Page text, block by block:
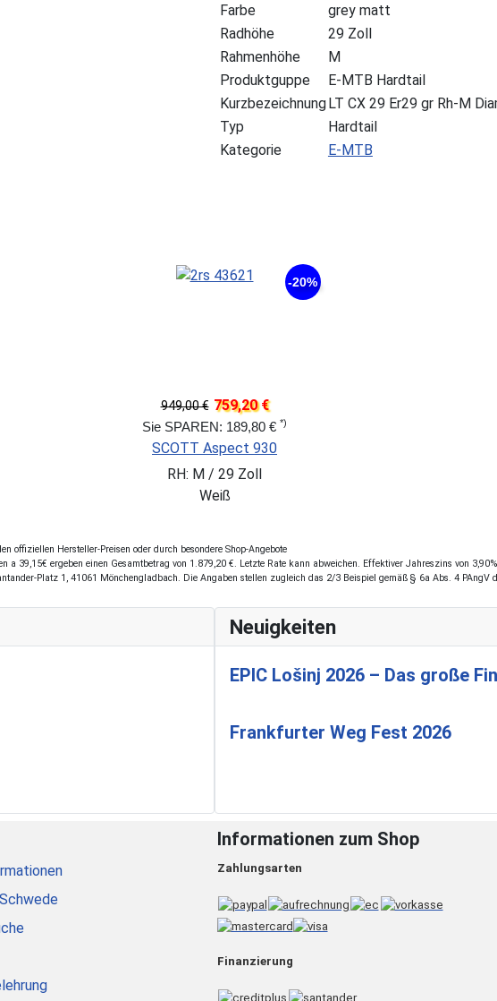
Farbe
grey matt
Radhöhe
29 Zoll
Rahmenhöhe
M
Produktguppe
E-MTB Hardtail
KurzbezeichnungLT CX 29 Er29 gr Rh-M
Typ
Hardtail
Kategorie
E-MTB
-20%
949,00 € 759,20 €
Sie SPAREN: 189,80 € *)
SCOTT Aspect 930
RH: M / 29 Zoll
Weiß
offiziellen Hersteller-Preisen oder durch besondere Shop-Angebote
39,15€ ergeben einen Gesamtbetrag von 1.879,20 €. Letzte Rate kann abweichen. Effektiver Jahreszins von
Platz 1, 41061 Mönchengladbach. Die Angaben stellen zugleich das 2/3 Beispiel gemäß § 6a Abs. 4 PAngV
Neuigkeiten
EPIC Lošinj 2026 – Das große
Frankfurter Weg Fest 2026
Informationen zum Shop
Zahlungsarten
Finanzierung